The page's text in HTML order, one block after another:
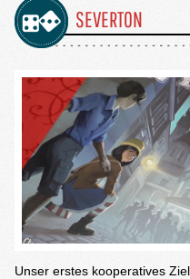
SEVERTON
Unser erstes kooperatives